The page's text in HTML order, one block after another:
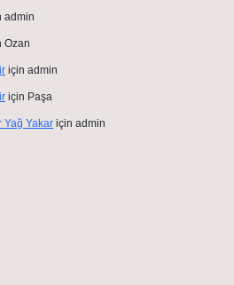
admin
Ozan
için admin
için Paşa
Yağ Yakar için admin